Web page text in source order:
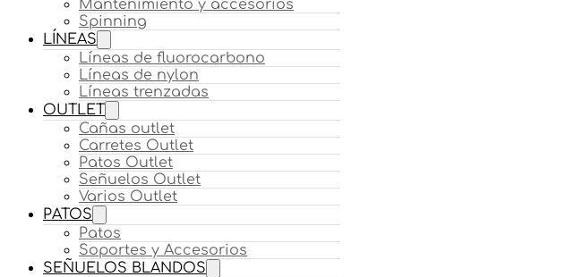
Mantenimiento y accesorios
Spinning
LÍNEAS
Líneas de fluorocarbono
Líneas de nylon
Líneas trenzadas
OUTLET
Cañas outlet
Carretes Outlet
Patos Outlet
Señuelos Outlet
Varios Outlet
PATOS
Patos
Soportes y Accesorios
SEÑUELOS BLANDOS